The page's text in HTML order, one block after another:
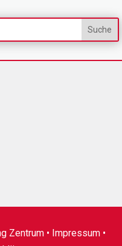
Zentrum • Impressum•